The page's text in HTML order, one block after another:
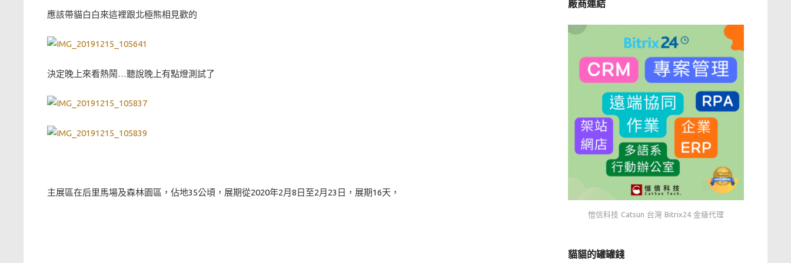
應該帶貓白白來這裡跟北極熊相見歡的
決定晚上來看熱鬧…聽說晚上有點燈測試了
主展區在后里馬場及森林園區，佔地35公頃，展期從2020年2月8日至2月23日，展期16天，
廠商連結
愷信科技 Catsun 台灣 Bitrix24 金級代理
貓貓的罐罐錢